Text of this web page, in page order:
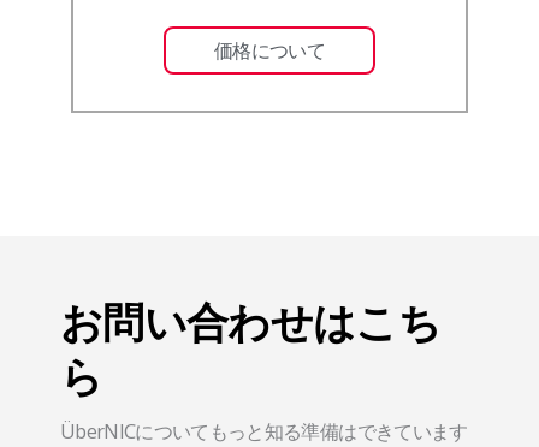
価格について
お問い合わせはこち
ら
ÜberNICについてもっと知る準備はできています